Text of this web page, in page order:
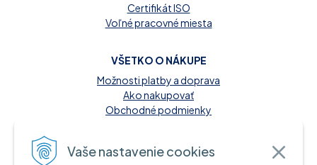
Vaše nastavenie cookies
Certifikát ISO
Voľné pracovné miesta
VŠETKO O NÁKUPE
Možnosti platby a doprava
Ako nakupovať
Obchodné podmienky